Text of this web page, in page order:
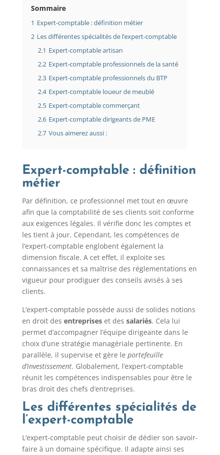
Sommaire
1 Expert-comptable : définition métier
2 Les différentes spécialités de l’expert-comptable
2.1 Expert-comptable artisan
2.2 Expert-comptable professionnels de la santé
2.3 Expert-comptable professionnels du BTP
2.4 Expert-comptable loueur de meublé
2.5 Expert-comptable commerçant
2.6 Expert-comptable dirigeants de PME
2.7 Vous aimerez aussi :
Expert-comptable : définition
métier
Par définition, ce professionnel met tout en œuvre
afin que la comptabilité de ses clients soit conforme
aux exigences légales. Il vérifie donc les comptes et
les tient à jour. Cependant, les compétences de
l’expert-comptable englobent également la
dimension fiscale. A cet effet, il exploite ses
connaissances et sa maîtrise des réglementations en
vigueur pour prodiguer des conseils avisés à ses
clients.
L’expert-comptable possède aussi de solides notions
en droit des entrepriseset des salariés. Cela lui
permet d’accompagner l’équipe dirigeante dans le
choix d’une stratégie managériale pertinente. En
parallèle, il supervise et gère le portefeuille
d’investissement. Globalement, l’expert-comptable
réunit les compétences indispensables pour être le
bras droit des chefs d’entreprises.
Les différentes spécialités de
l’expert-comptable
L’expert-comptable peut choisir de dédier son savoir-
faire à un domaine spécifique. Il adapte ainsi ses